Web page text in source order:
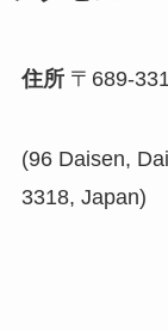
住所〒689-
(96 Daisen,
3318, Japan)